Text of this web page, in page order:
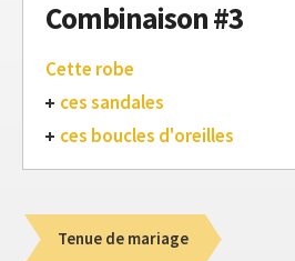
Combinaison #3
Cette robe
ces sandales
ces boucles d'oreilles
Tenue de mariage